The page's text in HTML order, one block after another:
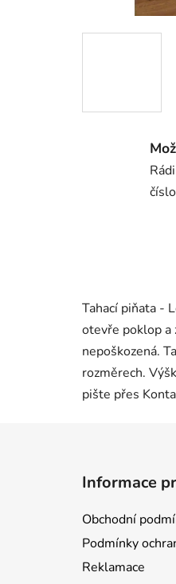
Tahací piňata -
otevře poklop a
nepoškozená.
rozměrech.
pište přes
Informace
Obchodní
Podmínky
Reklamace